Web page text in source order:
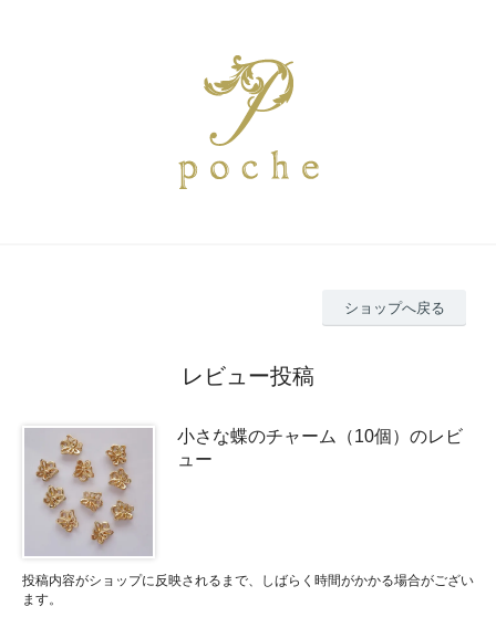
ショップへ戻る
レビュー投稿
小さな蝶のチャーム（10個）のレビ
ュー
投稿内容がショップに反映されるまで、しばらく時間がかかる場合がござい
ます。